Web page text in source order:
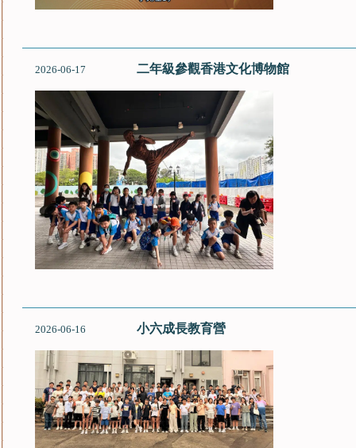
2026-06-17 二年級參觀香港文化博物館
2026-06-16 小六成長教育營